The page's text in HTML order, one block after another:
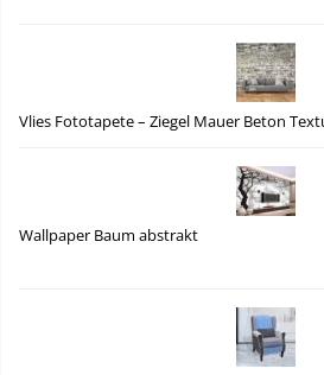
Vlies Fototapete – Ziegel Mauer Beton
Wallpaper Baum abstrakt